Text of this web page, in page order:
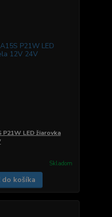
P21W LED žiarovka
Skladom
do košíka